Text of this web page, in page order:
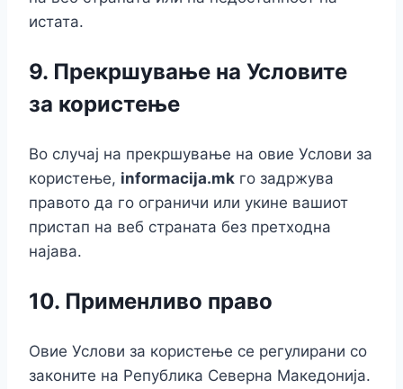
истата.
9. Прекршување на Условите
за користење
Во случај на прекршување на овие Услови за
користење, informacija.mk го задржува
правото да го ограничи или укине вашиот
пристап на веб страната без претходна
најава.
10. Применливо право
Овие Услови за користење се регулирани со
законите на Република Северна Македонија.